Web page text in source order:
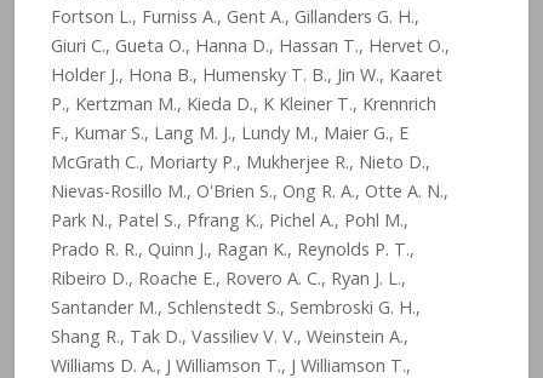
Fortson L., Furniss A., Gent A., Gillanders G. H.,
Giuri C., Gueta O., Hanna D., Hassan T., Hervet O.,
Holder J., Hona B., Humensky T. B., Jin W., Kaaret
P., Kertzman M., Kieda D., K Kleiner T., Krennrich
F., Kumar S., Lang M. J., Lundy M., Maier G., E
McGrath C., Moriarty P., Mukherjee R., Nieto D.,
Nievas-Rosillo M., O'Brien S., Ong R. A., Otte A. N.,
Park N., Patel S., Pfrang K., Pichel A., Pohl M.,
Prado R. R., Quinn J., Ragan K., Reynolds P. T.,
Ribeiro D., Roache E., Rovero A. C., Ryan J. L.,
Santander M., Schlenstedt S., Sembroski G. H.,
Shang R., Tak D., Vassiliev V. V., Weinstein A.,
Williams D. A., J Williamson T., J Williamson T.,